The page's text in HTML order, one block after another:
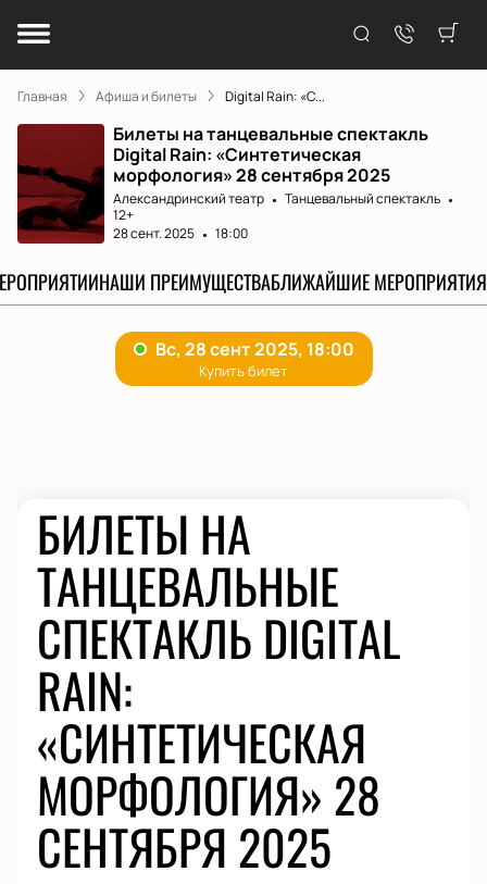
Главная Афиша и билеты Digital Rain: «С...
Билеты на танцевальные спектакль
Digital Rain: «Синтетическая
морфология» 28 сентября 2025
Александринский театр
Танцевальный спектакль
12+
28 сент. 2025
18:00
НАШИ ПРЕИМУЩЕСТВАБЛИЖАЙШИЕ МЕРОПРИЯТИЯ
БИЛЕТЫ НА
ТАНЦЕВАЛЬНЫЕ
СПЕКТАКЛЬ DIGITAL
RAIN:
«СИНТЕТИЧЕСКАЯ
МОРФОЛОГИЯ» 28
СЕНТЯБРЯ 2025